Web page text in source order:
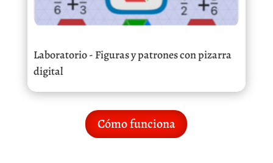
Laboratorio - Figuras y patrones con pizarra
digital
Cómo funciona